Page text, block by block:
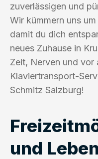
zuverlässigen und
Wir kümmern uns
damit du dich
neues Zuhause in
Zeit, Nerven und vor
Klaviertransport-
Schmitz Salzburg!
und